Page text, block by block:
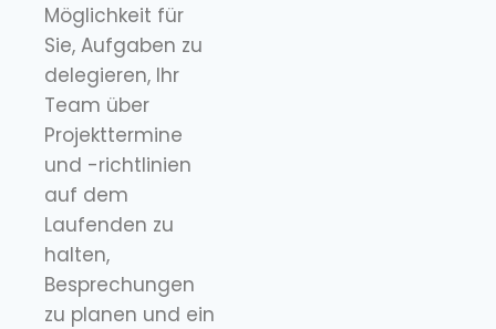
Möglichkeit für
Sie, Aufgaben zu
delegieren, Ihr
Team über
Projekttermine
und -richtlinien
auf dem
Laufenden zu
halten,
Besprechungen
zu planen und ein